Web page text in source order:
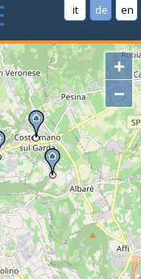
it de en
+
−